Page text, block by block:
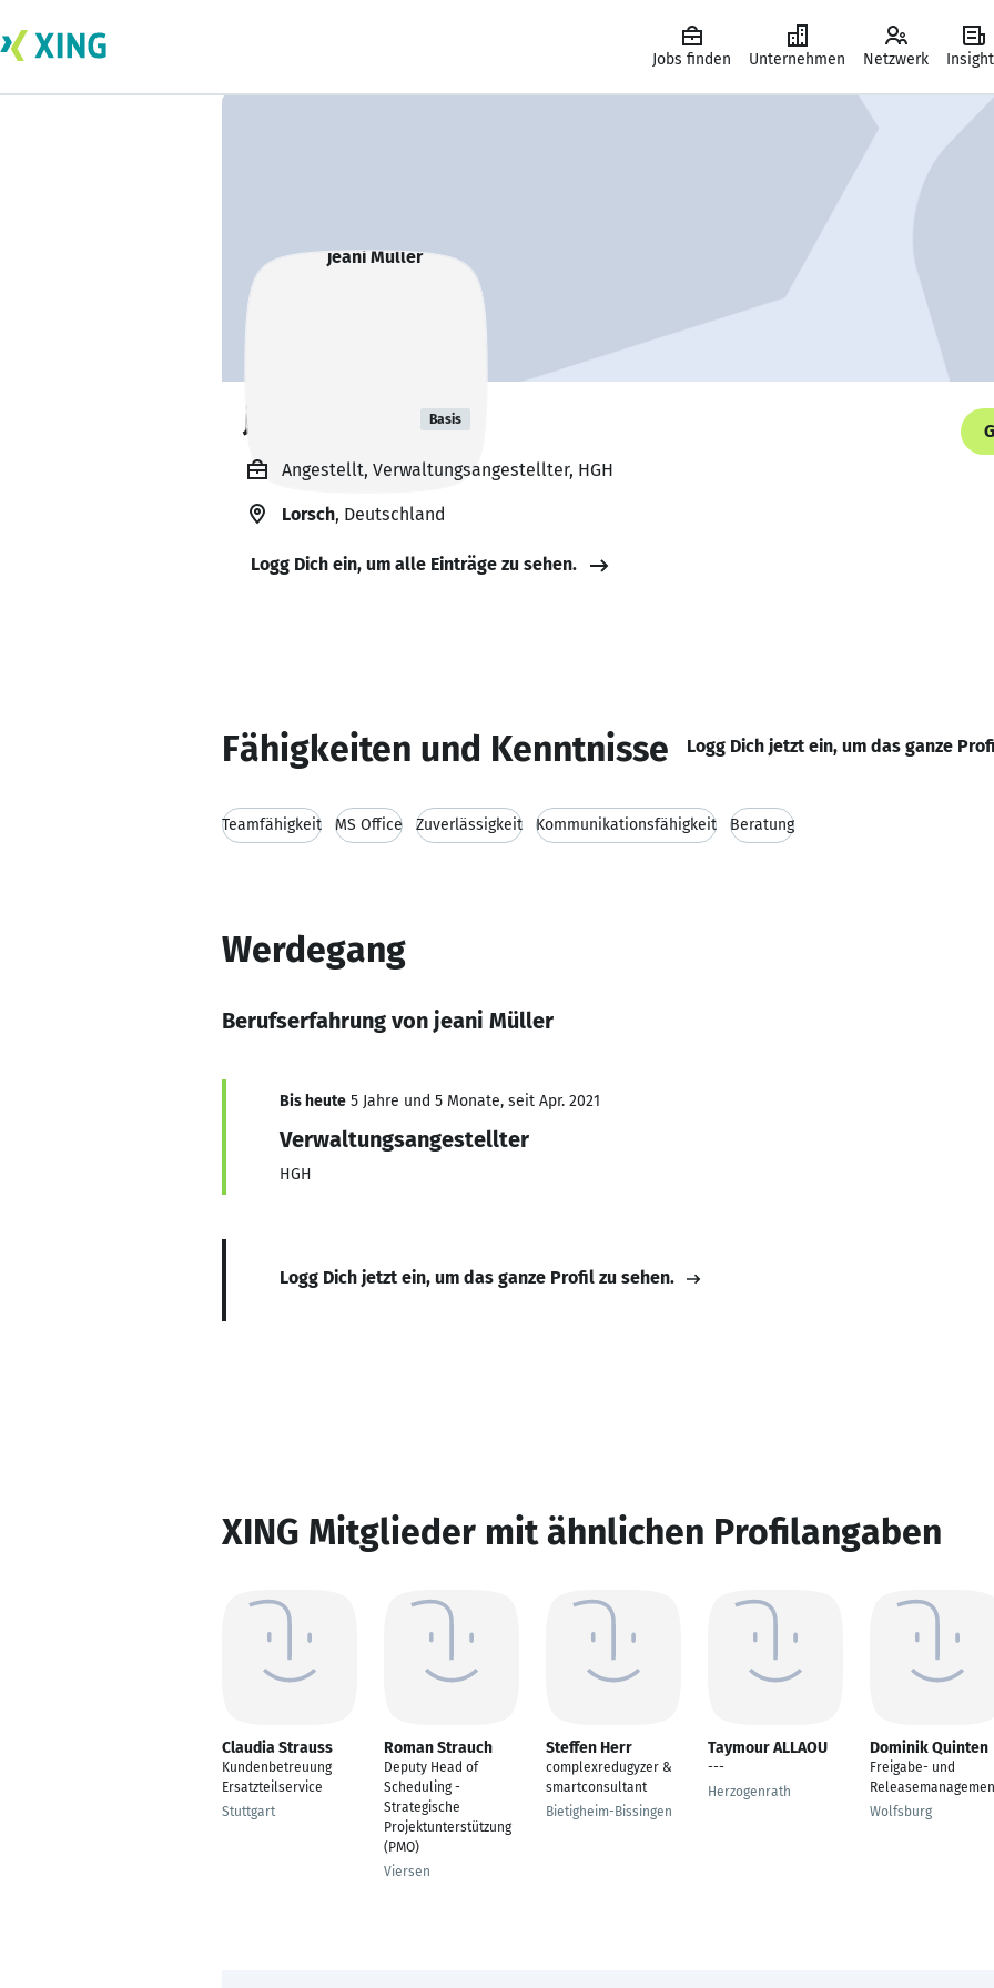
Jobs finden Unternehmen Netzwerk
jeani Müller Basis
Angestellt, Verwaltungsangestellter, HGH
Lorsch, Deutschland
Logg Dich ein, um alle Einträge zu sehen.
Fähigkeiten und Kenntnisse Logg Dich jetzt ein, um das ganze
Teamfähigkeit MS Office Zuverlässigkeit Kommunikationsfähigkeit Beratung
Werdegang
Berufserfahrung von jeani Müller
Bis heute 5 Jahre und 5 Monate, seit Apr. 2021
Verwaltungsangestellter
HGH
Logg Dich jetzt ein, um das ganze Profil zu sehen.
XING Mitglieder mit ähnlichen Profilangaben
Claudia Strauss
Kundenbetreuung
Ersatzteilservice
Stuttgart
Roman Strauch
Deputy Head of
Scheduling -
Strategische
Projektunterstützung
(PMO)
Viersen
Steffen Herr
complexredugyzer &
smartconsultant
Bietigheim-Bissingen
Taymour ALLAOU
---
Herzogenrath
Dominik Quinten
Freigabe- und
Wolfsburg